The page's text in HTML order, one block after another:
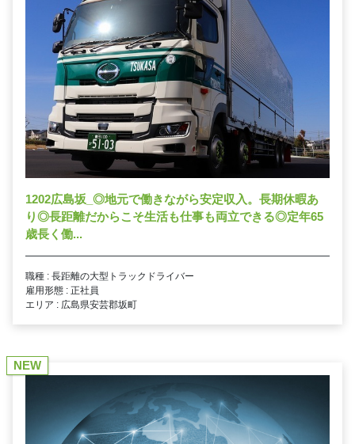
1202広島坂_◎地元で働きながら安定収入。長期休暇あ
り◎長距離だからこそ生活も仕事も両立できる◎定年65
歳長く働...
職種 : 長距離の大型トラックドライバー
雇用形態 : 正社員
エリア : 広島県安芸郡坂町
NEW